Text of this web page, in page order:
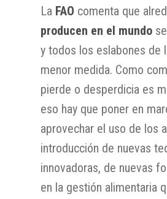
La FAO comenta que
producen en el mundo
y todos los eslabones de
menor medida. Como
pierde o desperdicia es
eso hay que poner en
aprovechar el uso de los
introducción de nuevas
innovadoras, de nuevas
en la gestión alimentaria